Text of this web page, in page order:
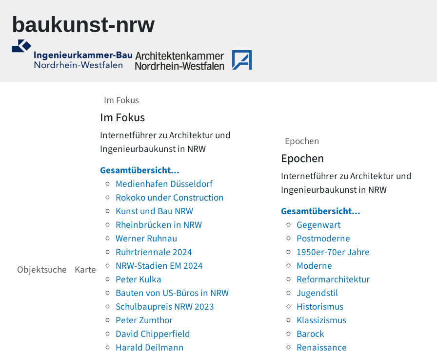
baukunst-nrw
Objektsuche Karte
Im Fokus
Im Fokus
Internetführer zu Architektur und
Ingenieurbaukunst in NRW
Gesamtübersicht...
Medienhafen Düsseldorf
Rokoko under Construction
Kunst und Bau NRW
Rheinbrücken in NRW
Werner Ruhnau
Ruhrtriennale 2024
NRW-Stadien EM 2024
Peter Kulka
Bauten von US-Büros in NRW
Schulbaupreis NRW 2023
Peter Zumthor
David Chipperfield
Harald Deilmann
Epochen
Epochen
Internetführer zu Architektur und
Ingenieurbaukunst in NRW
Gesamtübersicht...
Gegenwart
Postmoderne
1950er-70er Jahre
Moderne
Reformarchitektur
Jugendstil
Historismus
Klassizismus
Barock
Renaissance